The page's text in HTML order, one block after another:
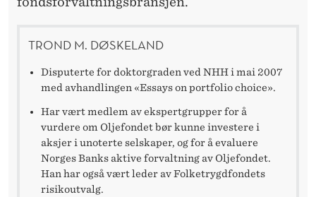
TROND M. DØSKELAND
Disputerte for doktorgraden ved NHH i mai 2007
med avhandlingen «Essays on portfolio choice».
Har vært medlem av ekspertgrupper for å
vurdere om Oljefondet bør kunne investere i
aksjer i unoterte selskaper, og for å evaluere
Norges Banks aktive forvaltning av Oljefondet.
Han har også vært leder av Folketrygdfondets
risikoutvalg.